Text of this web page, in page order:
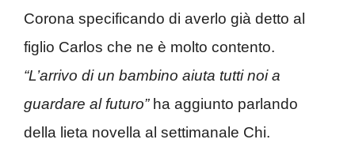
Corona specificando di averlo già detto al
figlio Carlos che ne è molto contento.
“L’arrivo di un bambino aiuta tutti noi a
guardare al futuro”ha aggiunto parlando
della lieta novella al settimanale Chi.